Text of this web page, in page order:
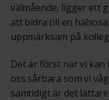
välmående, ligger ett
att bidra till en
uppmärksam på
Det är först när vi kan
oss sårbara som vi
samtidigt är det